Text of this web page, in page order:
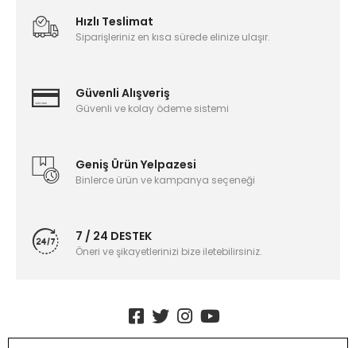
Hızlı Teslimat
Siparişleriniz en kısa sürede elinize ulaşır.
Güvenli Alışveriş
Güvenli ve kolay ödeme sistemi
Geniş Ürün Yelpazesi
Binlerce ürün ve kampanya seçeneği
7 / 24 DESTEK
Öneri ve şikayetlerinizi bize iletebilirsiniz.